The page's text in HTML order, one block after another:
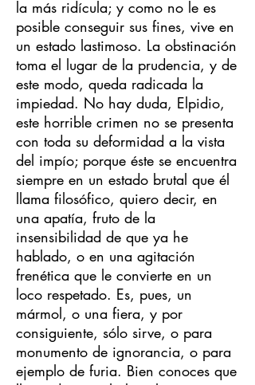
la más ridícula; y como no le es
posible conseguir sus fines, vive en
un estado lastimoso. La obstinación
toma el lugar de la prudencia, y de
este modo, queda radicada la
impiedad. No hay duda, Elpidio,
este horrible crimen no se presenta
con toda su deformidad a la vista
del impío; porque éste se encuentra
siempre en un estado brutal que él
llama filosófico, quiero decir, en
una apatía, fruto de la
insensibilidad de que ya he
hablado, o en una agitación
frenética que le convierte en un
loco respetado. Es, pues, un
mármol, o una fiera, y por
consiguiente, sólo sirve, o para
monumento de ignorancia, o para
ejemplo de furia. Bien conoces que